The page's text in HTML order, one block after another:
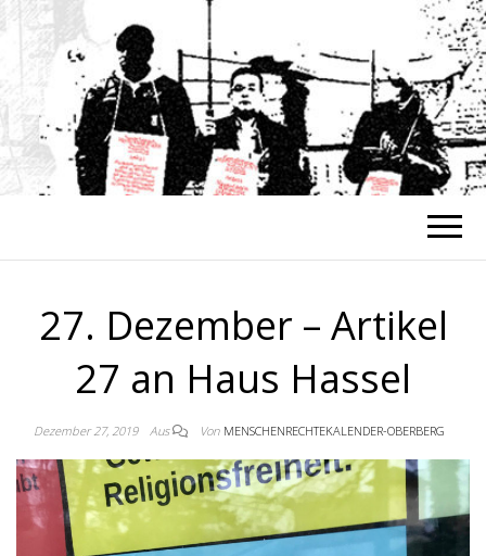
Alle Menschen sind gleich an Würde
und Rechten
27. Dezember – Artikel
27 an Haus Hassel
Dezember 27, 2019 Aus Von MENSCHENRECHTEKALENDER-OBERBERG